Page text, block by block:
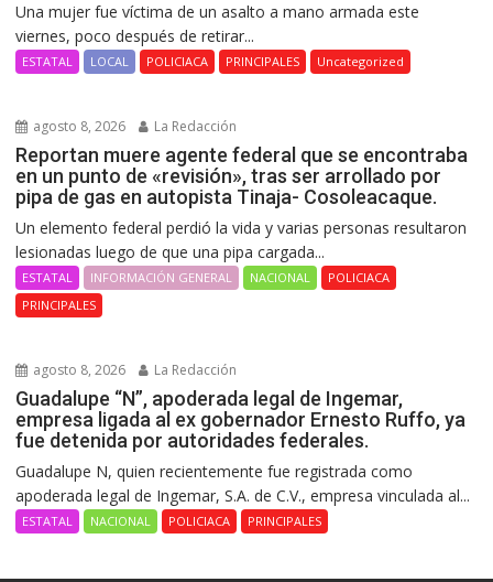
Una mujer fue víctima de un asalto a mano armada este
viernes, poco después de retirar...
ESTATAL LOCAL POLICIACA PRINCIPALES Uncategorized
agosto 8, 2026 La Redacción
Reportan muere agente federal que se encontraba
en un punto de «revisión», tras ser arrollado por
pipa de gas en autopista Tinaja- Cosoleacaque.
Un elemento federal perdió la vida y varias personas resultaron
lesionadas luego de que una pipa cargada...
ESTATAL INFORMACIÓN GENERAL NACIONAL
POLICIACA
PRINCIPALES
agosto 8, 2026 La Redacción
Guadalupe “N”, apoderada legal de Ingemar,
empresa ligada al ex gobernador Ernesto Ruffo, ya
fue detenida por autoridades federales.
Guadalupe N, quien recientemente fue registrada como
apoderada legal de Ingemar, S.A. de C.V., empresa vinculada al...
ESTATAL NACIONAL POLICIACA PRINCIPALES